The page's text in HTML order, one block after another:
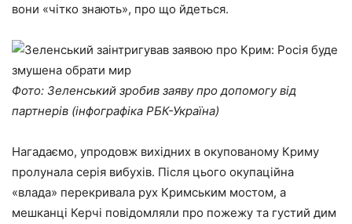
вони «чітко знають», про що йдеться.
Фото: Зеленський зробив заяву про допомогу від
партнерів (інфографіка РБК-Україна)
Нагадаємо, упродовж вихідних в окупованому Криму
пролунала серія вибухів. Після цього окупаційна
«влада» перекривала рух Кримським мостом, а
мешканці Керчі повідомляли про пожежу та густий дим